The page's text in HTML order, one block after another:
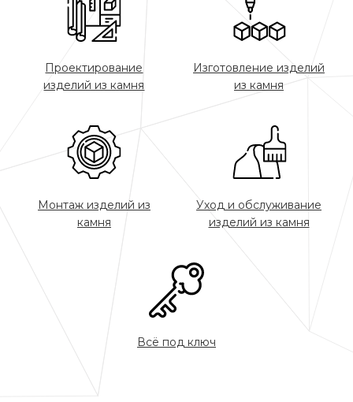
Проектирование
изделий из камня
Изготовление изделий
из камня
Монтаж изделий из
камня
Уход и обслуживание
изделий из камня
Всё под ключ